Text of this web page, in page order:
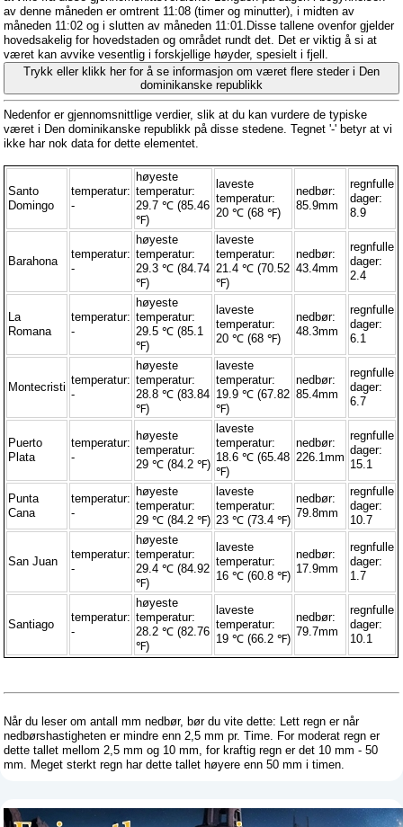
av denne måneden er omtrent 11:08 (timer og minutter), i midten av
måneden 11:02 og i slutten av måneden 11:01.Disse tallene ovenfor gjelder
hovedsakelig for hovedstaden og området rundt det. Det er viktig å si at
været kan avvike vesentlig i forskjellige høyder, spesielt i fjell.
Trykk eller klikk her for å se informasjon om været flere steder i Den
dominikanske republikk
Nedenfor er gjennomsnittlige verdier, slik at du kan vurdere de typiske
været i Den dominikanske republikk på disse stedene. Tegnet '-' betyr at vi
ikke har nok data for dette elementet.
Santo
Domingo
temperatur:
-
høyeste
temperatur:
29.7 ℃ (85.46
℉)
laveste
temperatur:
20 ℃ (68 ℉)
nedbør:
85.9mm
regnfulle
dager:
8.9
Barahona
temperatur:
-
høyeste
temperatur:
29.3 ℃ (84.74
℉)
laveste
temperatur:
21.4 ℃ (70.52
℉)
nedbør:
43.4mm
regnfulle
dager:
2.4
La
Romana
temperatur:
-
høyeste
temperatur:
29.5 ℃ (85.1
℉)
laveste
temperatur:
20 ℃ (68 ℉)
nedbør:
48.3mm
regnfulle
dager:
6.1
Montecristi
temperatur:
-
høyeste
temperatur:
28.8 ℃ (83.84
℉)
laveste
temperatur:
19.9 ℃ (67.82
℉)
nedbør:
85.4mm
regnfulle
dager:
6.7
Puerto
Plata
temperatur:
-
høyeste
temperatur:
29 ℃ (84.2 ℉)
laveste
temperatur:
18.6 ℃ (65.48
℉)
nedbør:
226.1mm
regnfulle
dager:
15.1
Punta
Cana
temperatur:
-
høyeste
temperatur:
29 ℃ (84.2 ℉)
laveste
temperatur:
23 ℃ (73.4 ℉)
nedbør:
79.8mm
regnfulle
dager:
10.7
San Juan
temperatur:
-
høyeste
temperatur:
29.4 ℃ (84.92
℉)
laveste
temperatur:
16 ℃ (60.8 ℉)
nedbør:
17.9mm
regnfulle
dager:
1.7
Santiago
temperatur:
-
høyeste
temperatur:
28.2 ℃ (82.76
℉)
laveste
temperatur:
19 ℃ (66.2 ℉)
nedbør:
79.7mm
regnfulle
dager:
10.1
Når du leser om antall mm nedbør, bør du vite dette: Lett regn er når
nedbørshastigheten er mindre enn 2,5 mm pr. Time. For moderat regn er
dette tallet mellom 2,5 mm og 10 mm, for kraftig regn er det 10 mm - 50
mm. Meget sterkt regn har dette tallet høyere enn 50 mm i timen.